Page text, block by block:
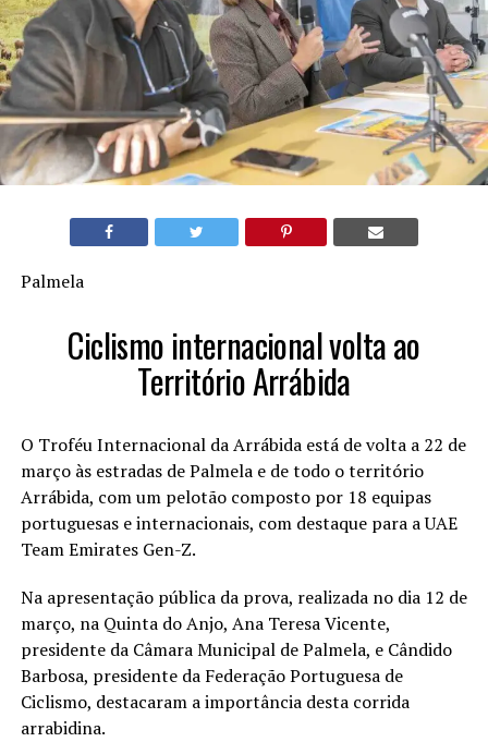
Palmela
Ciclismo internacional volta ao
Território Arrábida
O Troféu Internacional da Arrábida está de volta a 22 de
março às estradas de Palmela e de todo o território
Arrábida, com um pelotão composto por 18 equipas
portuguesas e internacionais, com destaque para a UAE
Team Emirates Gen-Z.
Na apresentação pública da prova, realizada no dia 12 de
março, na Quinta do Anjo, Ana Teresa Vicente,
presidente da Câmara Municipal de Palmela, e Cândido
Barbosa, presidente da Federação Portuguesa de
Ciclismo, destacaram a importância desta corrida
arrabidina.